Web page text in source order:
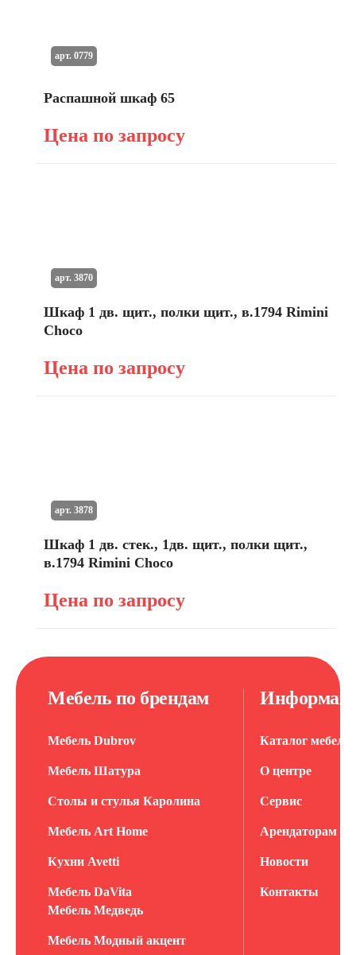
Распашной шкаф 65
Цена по запросу
арт. 0779
Шкаф 1 дв. щит., полки щит., в.1794 Rimini
Choco
Цена по запросу
арт. 3870
Шкаф 1 дв. стек., 1дв. щит., полки щит.,
в.1794 Rimini Choco
Цена по запросу
арт. 3878
Мебель по брендам
Мебель Dubrov
Мебель Шатура
Столы и стулья Каролина
Мебель Art Home
Кухни Avetti
Мебель DaVita
Мебель Медведь
Мебель Модный акцент
Каталог мебели
О центре
Сервис
Арендаторам
Новости
Контакты